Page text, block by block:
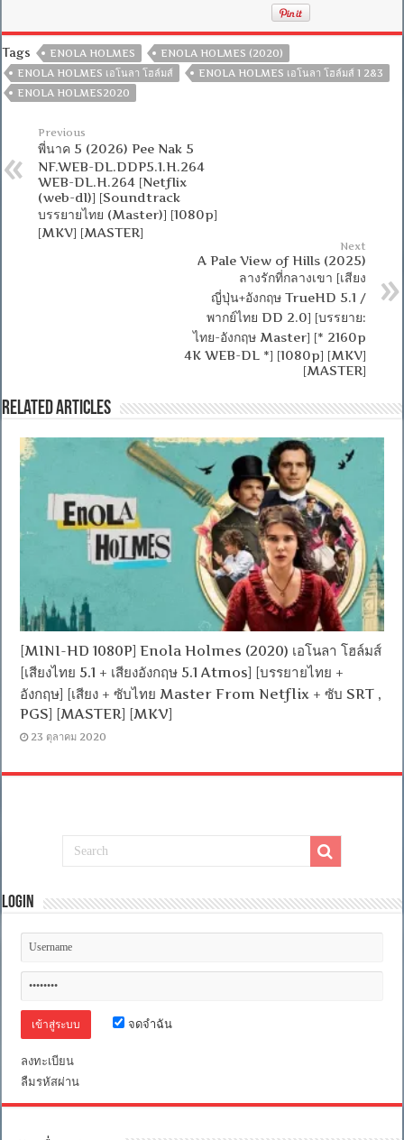
Tags ENOLA HOLMES
ENOLA HOLMES (2020)
ENOLA HOLMES เอโนลา โฮล์มส์
ENOLA HOLMES เอโนลา โฮล์มส์ 1 2&3
ENOLA HOLMES2020
Previous
พี่นาค 5 (2026) Pee Nak 5
NF.WEB-DL.DDP5.1.H.264
WEB-DL.H.264 [Netflix
(web-dl)] [Soundtrack
บรรยายไทย (Master)] [1080p]
[MKV] [MASTER]
Next
A Pale View of Hills (2025)
ลางรักที่กลางเขา [เสียง
ญี่ปุ่น+อังกฤษ TrueHD 5.1 /
พากย์ไทย DD 2.0] [บรรยาย:
ไทย-อังกฤษ Master] [* 2160p
4K WEB-DL *] [1080p] [MKV]
[MASTER]
Related Articles
[MINI-HD 1080P] Enola Holmes (2020) เอโนลา โฮล์มส์
[เสียงไทย 5.1 + เสียงอังกฤษ 5.1 Atmos] [บรรยายไทย +
อังกฤษ] [เสียง + ซับไทย Master From Netflix + ซับ SRT ,
PGS] [MASTER] [MKV]
23 ตุลาคม 2020
Login
จดจำฉัน
ลงทะเบียน
ลืมรหัสผ่าน